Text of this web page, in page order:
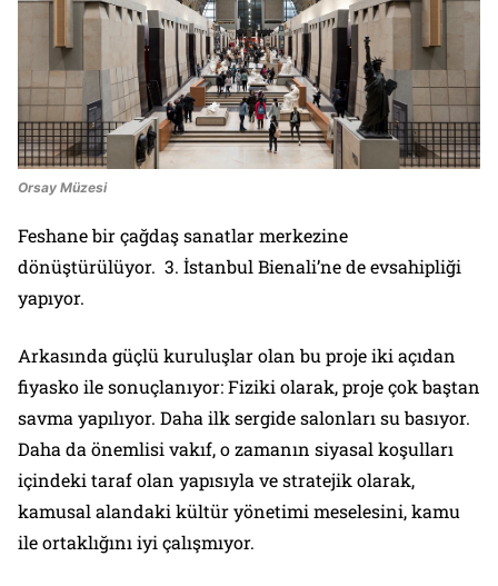
Orsay Müzesi
Feshane bir çağdaş sanatlar merkezine
dönüştürülüyor. 3. İstanbul Bienali’ne de evsahipliği
yapıyor.
Arkasında güçlü kuruluşlar olan bu proje iki açıdan
fiyasko ile sonuçlanıyor: Fiziki olarak, proje çok baştan
savma yapılıyor. Daha ilk sergide salonları su basıyor.
Daha da önemlisi vakıf, o zamanın siyasal koşulları
içindeki taraf olan yapısıyla ve stratejik olarak,
kamusal alandaki kültür yönetimi meselesini, kamu
ile ortaklığını iyi çalışmıyor.